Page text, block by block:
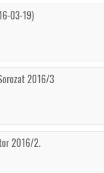
03-19)
2016/3
2016/2.